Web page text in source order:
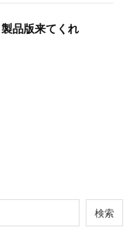
製品版来てくれ
検索